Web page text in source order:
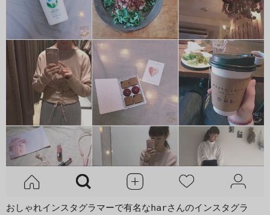
おしゃれインスタグラマーで有名なharさんのインスタグラ